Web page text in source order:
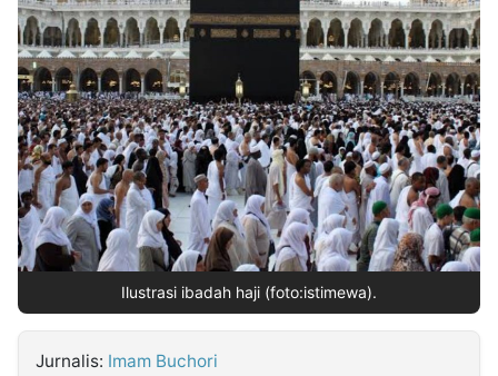
Partner
Insight
NTB
Suara
Time
Lens
IDN
Daily
Jogja
Jalan
Rakyat
Idealita
News
Kita
Notice
Dinamikapost.com
Radar
Baru
Seedbacklink
Follow
Kabarbaru
Ilustrasi ibadah haji (foto:istimewa).
Jurnalis: Imam Buchori